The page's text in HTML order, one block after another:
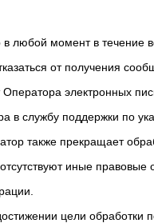
момент в течение
от получения
электронных
в службу поддержки по
также прекращает
иные правовые
цели обработки